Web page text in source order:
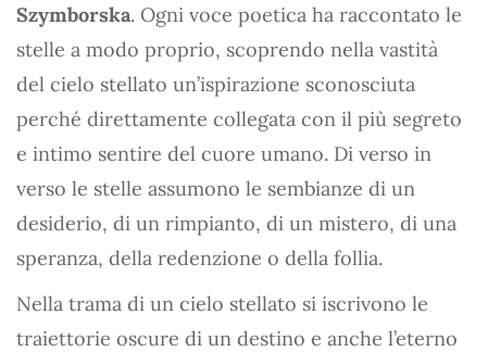
Szymborska. Ogni voce poetica ha raccontato le
stelle a modo proprio, scoprendo nella vastità
del cielo stellato un’ispirazione sconosciuta
perché direttamente collegata con il più segreto
e intimo sentire del cuore umano. Di verso in
verso le stelle assumono le sembianze di un
desiderio, di un rimpianto, di un mistero, di una
speranza, della redenzione o della follia.
Nella trama di un cielo stellato si iscrivono le
traiettorie oscure di un destino e anche l’eterno